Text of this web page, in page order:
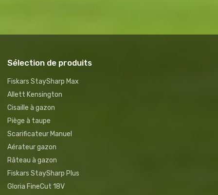
Sélection de produits
Fiskars StaySharp Max
Allett Kensington
Cisaille à gazon
Piège à taupe
Scarificateur Manuel
Aérateur gazon
Râteau à gazon
Fiskars StaySharp Plus
Gloria FineCut 18V